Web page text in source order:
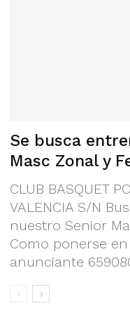
Se busca
Masc Zonal y
CLUB BASQUET
VALENCIA S/N
nuestro Senior
Como ponerse
anunciante